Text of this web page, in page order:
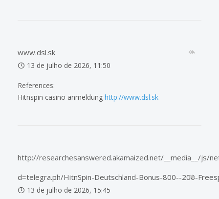
www.dsl.sk
13 de julho de 2026, 11:50
References:
Hitnspin casino anmeldung http://www.dsl.sk
http://researchesanswered.akamaized.net/__media__/js/
d=telegra.ph/HitnSpin-Deutschland-Bonus-800--200-
13 de julho de 2026, 15:45